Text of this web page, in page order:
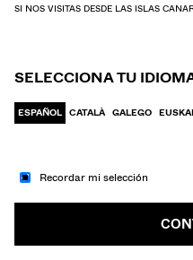
SI NOS VISITAS DESDE LAS ISLAS
SELECCIONA TU
ESPAÑOL CATALÀ GALEGO
Recordar mi selección